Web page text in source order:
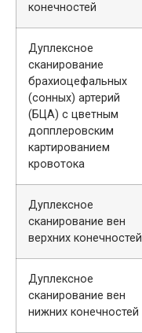
конечностей
Дуплексное
сканирование
брахиоцефальных
(сонных) артерий
(БЦА) с цветным
допплеровским
картированием
кровотока
Дуплексное
сканирование вен
верхних конечностей
Дуплексное
сканирование вен
нижних конечностей